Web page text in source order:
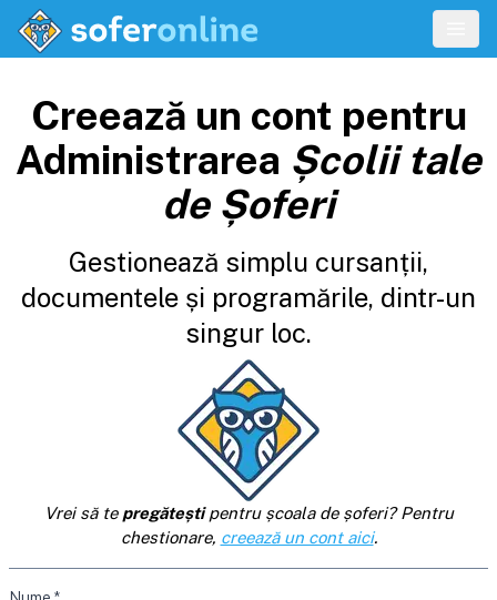
Creează un cont pentru
Administrarea Școlii tale
de Șoferi
Gestionează simplu cursanții,
documentele și programările, dintr-un
singur loc.
Vrei să te pregăteștipentru școala de șoferi? Pentru
chestionare, creează un cont aici.